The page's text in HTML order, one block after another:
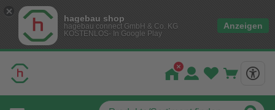
hagebau shop
hagebau connect GmbH & Co. KG
KOSTENLOS- In Google Play
Anzeigen